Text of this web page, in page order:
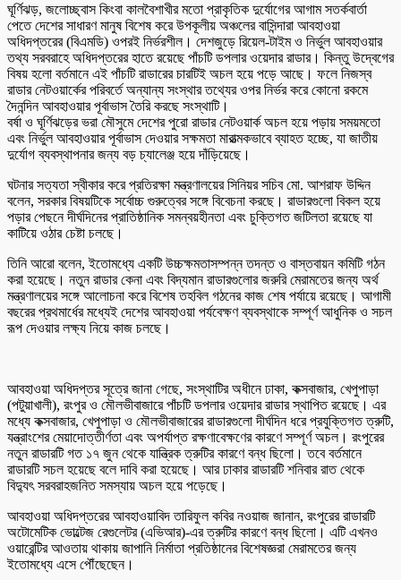
ঘূর্ণিঝড়, জলোচ্ছ্বাস কিংবা কালবৈশাখীর মতো প্রাকৃতিক দুর্যোগের আগাম সতর্কবার্তা
পেতে দেশের সাধারণ মানুষ বিশেষ করে উপকূলীয় অঞ্চলের বাসিন্দারা আবহাওয়া
অধিদপ্তরের (বিএমডি) ওপরই নির্ভরশীল। দেশজুড়ে রিয়েল-টাইম ও নির্ভুল আবহাওয়ার
তথ্য সরবরাহে অধিদপ্তরের হাতে রয়েছে পাঁচটি ডপলার ওয়েদার রাডার। কিন্তু উদ্বেগের
বিষয় হলো বর্তমানে এই পাঁচটি রাডারের চারটিই অচল হয়ে পড়ে আছে। ফলে নিজস্ব
রাডার নেটওয়ার্কের পরিবর্তে অন্যান্য সংস্থার তথ্যের ওপর নির্ভর করে কোনো রকমে
দৈনন্দিন আবহাওয়ার পূর্বাভাস তৈরি করছে সংস্থাটি।
বর্ষা ও ঘূর্ণিঝড়ের ভরা মৌসুমে দেশের পুরো রাডার নেটওয়ার্ক অচল হয়ে পড়ায় সময়মতো
এবং নির্ভুল আবহাওয়ার পূর্বাভাস দেওয়ার সক্ষমতা মারাত্মকভাবে ব্যাহত হচ্ছে, যা জাতীয়
দুর্যোগ ব্যবস্থাপনার জন্য বড় চ্যালেঞ্জ হয়ে দাঁড়িয়েছে।
ঘটনার সত্যতা স্বীকার করে প্রতিরক্ষা মন্ত্রণালয়ের সিনিয়র সচিব মো. আশরাফ উদ্দিন
বলেন, সরকার বিষয়টিকে সর্বোচ্চ গুরুত্বের সঙ্গে বিবেচনা করছে। রাডারগুলো বিকল হয়ে
পড়ার পেছনে দীর্ঘদিনের প্রাতিষ্ঠানিক সমন্বয়হীনতা এবং চুক্তিগত জটিলতা রয়েছে যা
কাটিয়ে ওঠার চেষ্টা চলছে।
তিনি আরো বলেন, ইতোমধ্যে একটি উচ্চক্ষমতাসম্পন্ন তদন্ত ও বাস্তবায়ন কমিটি গঠন
করা হয়েছে। নতুন রাডার কেনা এবং বিদ্যমান রাডারগুলোর জরুরি মেরামতের জন্য অর্থ
মন্ত্রণালয়ের সঙ্গে আলোচনা করে বিশেষ তহবিল গঠনের কাজ শেষ পর্যায়ে রয়েছে। আগামী
বছরের প্রথমার্ধের মধ্যেই দেশের আবহাওয়া পর্যবেক্ষণ ব্যবস্থাকে সম্পূর্ণ আধুনিক ও সচল
রূপ দেওয়ার লক্ষ্য নিয়ে কাজ চলছে।
আবহাওয়া অধিদপ্তর সূত্রে জানা গেছে, সংস্থাটির অধীনে ঢাকা, কক্সবাজার, খেপুপাড়া
(পটুয়াখালী), রংপুর ও মৌলভীবাজারে পাঁচটি ডপলার ওয়েদার রাডার স্থাপিত রয়েছে। এর
মধ্যে কক্সবাজার, খেপুপাড়া ও মৌলভীবাজারের রাডারগুলো দীর্ঘদিন ধরে প্রযুক্তিগত ত্রুটি,
যন্ত্রাংশের মেয়াদোত্তীর্ণতা এবং অপর্যাপ্ত রক্ষণাবেক্ষণের কারণে সম্পূর্ণ অচল। রংপুরের
নতুন রাডারটি গত ১৭ জুন থেকে যান্ত্রিক ত্রুটির কারণে বন্ধ ছিলো। তবে বর্তমানে
রাডারটি সচল হয়েছে বলে দাবি করা হয়েছে। আর ঢাকার রাডারটি শনিবার রাত থেকে
বিদ্যুৎ সরবরাহজনিত সমস্যায় অচল হয়ে পড়েছে।
আবহাওয়া অধিদপ্তরের আবহাওয়াবিদ তারিফুল কবির নওয়াজ জানান, রংপুরের রাডারটি
অটোমেটিক ভোল্টেজ রেগুলেটর (এভিআর)-এর ত্রুটির কারণে বন্ধ ছিলো। এটি এখনও
ওয়ারেন্টির আওতায় থাকায় জাপানি নির্মাতা প্রতিষ্ঠানের বিশেষজ্ঞরা মেরামতের জন্য
ইতোমধ্যে এসে পৌঁছেছেন।